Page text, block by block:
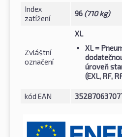
Index
zatížení
96 (710 kg)
Zvláštní
označení
XL
XL=
úroveň
(EXL, RF,
kód EAN